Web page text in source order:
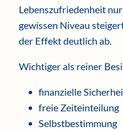
Lebenszufriedenheit
gewissen Niveau
der Effekt deutlich ab.
Wichtiger als reiner
finanzielle
freie Zeiteinteilung
Selbstbestimmung